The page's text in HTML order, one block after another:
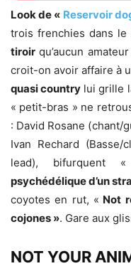
Look de « Reservoir
trois frenchies dans le
tiroir qu’aucun
croit-on avoir affaire à
quasi country lui grille
« petit-bras » ne
: David Rosane (chant/
Ivan Rechard (Basse/
lead),
psychédélique d’un
coyotes en rut, « Not
cojones ». Gare aux
NOT YOUR